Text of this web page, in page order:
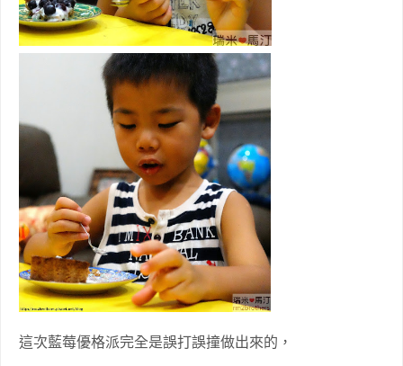
這次藍莓優格派完全是誤打誤撞做出來的，